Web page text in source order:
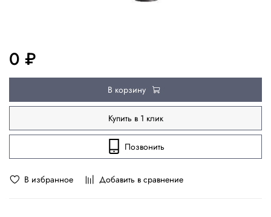
В избранное Добавить в сравнение
0 ₽
В корзину
Купить в 1 клик
Позвонить